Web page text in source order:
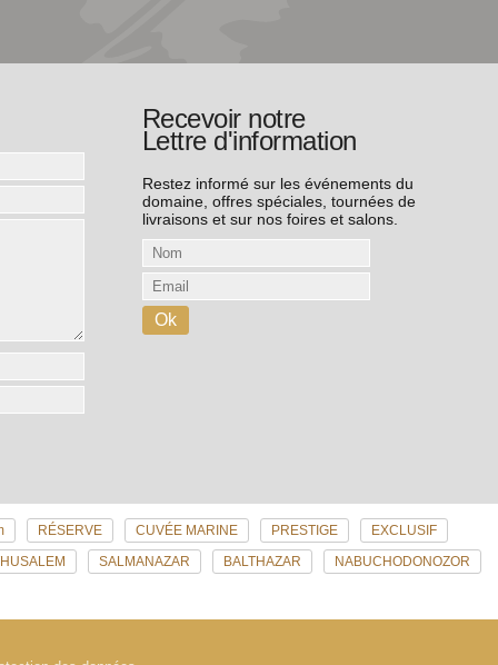
Recevoir notre
Lettre d'information
Restez informé sur les événements du
domaine, offres spéciales, tournées de
livraisons et sur nos foires et salons.
RÉSERVE CUVÉE MARINE PRESTIGE EXCLUSIF
SALMANAZAR BALTHAZAR NABUCHODONOZOR